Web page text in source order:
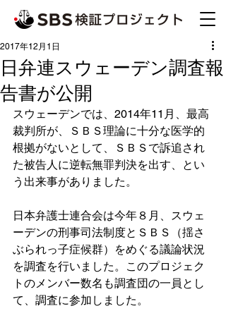
日弁連スウェーデン調査報
告書が公開
2017年12月1日
スウェーデンでは、2014年11月、最高
裁判所が、ＳＢＳ理論に十分な医学的
根拠がないとして、ＳＢＳで訴追され
た被告人に逆転無罪判決を出す、とい
う出来事がありました。
日本弁護士連合会は今年８月、スウェ
ーデンの刑事司法制度とＳＢＳ（揺さ
ぶられっ子症候群）をめぐる議論状況
を調査を行いました。このプロジェク
トのメンバー数名も調査団の一員とし
て、調査に参加しました。